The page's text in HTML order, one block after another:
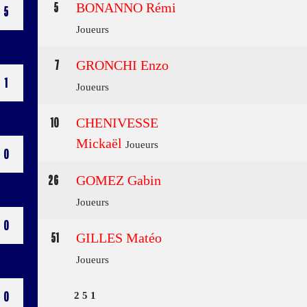
5 BONANNO Rémi
Joueurs
7 GRONCHI Enzo
Joueurs
10
CHENIVESSE
Mickaël Joueurs
26 GOMEZ Gabin
Joueurs
51 GILLES Matéo
Joueurs
25 1
5
1
0
0
0